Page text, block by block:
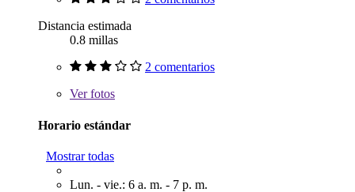
Distancia estimada
0.8 millas
2 comentarios
Verfotos
Horario estándar
Mostrar todas
Lun. - vie.: 6 a. m. - 7 p. m.